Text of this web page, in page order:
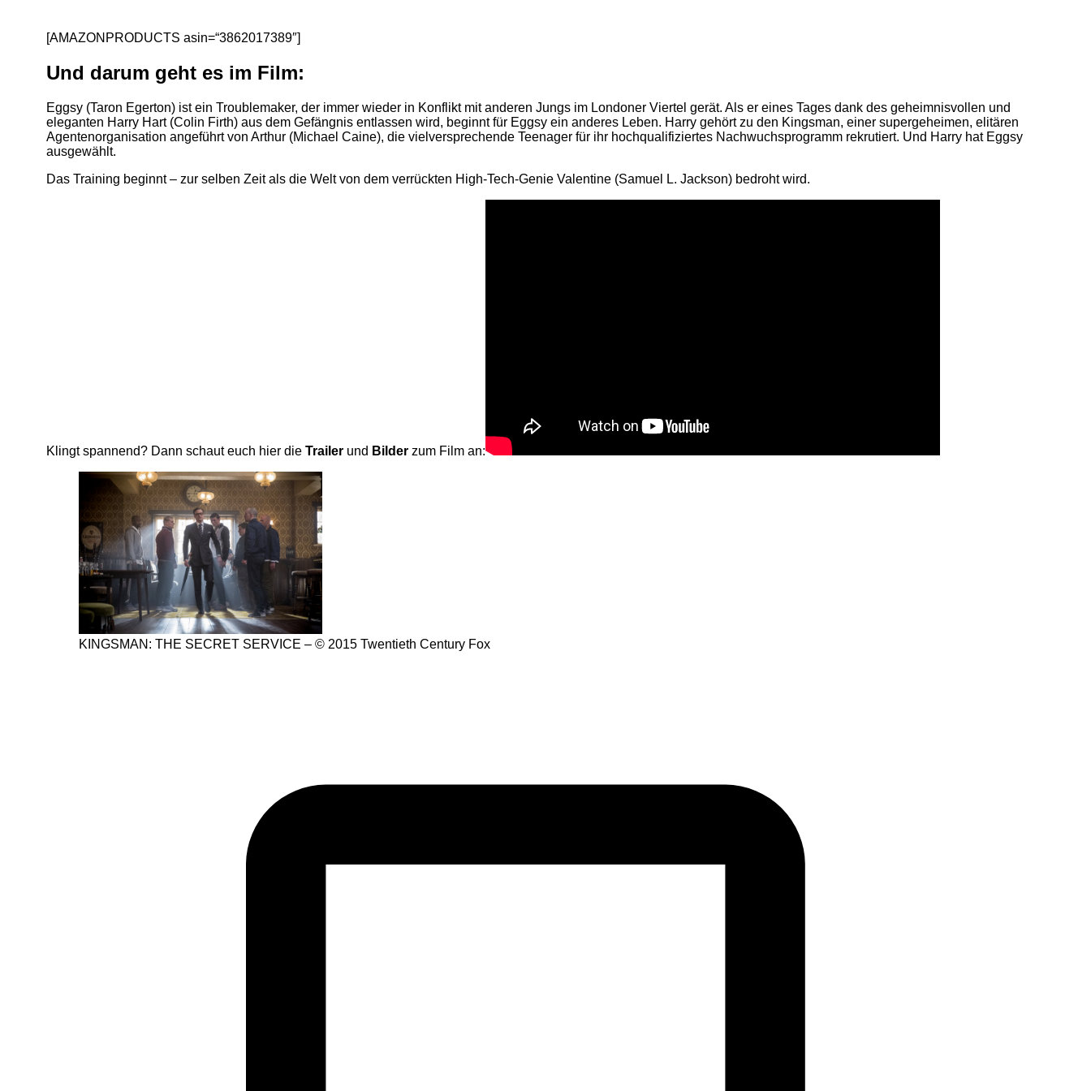
[AMAZONPRODUCTS asin=“3862017389″]
Und darum geht es im Film:
Eggsy (Taron Egerton) ist ein Troublemaker, der immer wieder in Konflikt mit anderen Jungs im Londoner Viertel gerät. Als er eines Tages dank des geheimnisvollen und
eleganten Harry Hart (Colin Firth) aus dem Gefängnis entlassen wird, beginnt für Eggsy ein anderes Leben. Harry gehört zu den Kingsman, einer supergeheimen, elitären
Agentenorganisation angeführt von Arthur (Michael Caine), die vielversprechende Teenager für ihr hochqualifiziertes Nachwuchsprogramm rekrutiert. Und Harry hat Eggsy
ausgewählt.
Das Training beginnt – zur selben Zeit als die Welt von dem verrückten High-Tech-Genie Valentine (Samuel L. Jackson) bedroht wird.
Klingt spannend? Dann schaut euch hier die Trailer und Bilder zum Film an:
KINGSMAN: THE SECRET SERVICE – © 2015 Twentieth Century Fox